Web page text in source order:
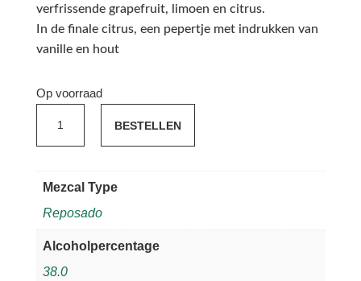
verfrissende grapefruit, limoen en citrus.
In de finale citrus, een pepertje met indrukken van
vanille en hout
Op voorraad
Corralejo
aantal
BESTELLEN
Mezcal Type
Reposado
Alcoholpercentage
38.0